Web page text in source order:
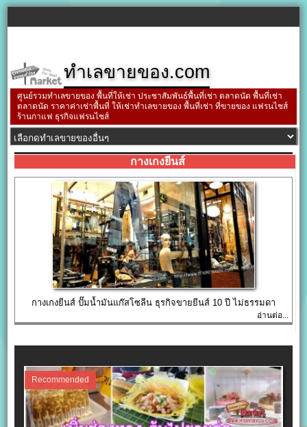
ทำเลขายของ.com
ศูนย์รวมทำเลขายของ พื้นที่ให้เช่า ประชาสัมพันธ์พื้นที่เช่า ตลาดนัด พื้นที่เช่า
ตลาดนัด ราคาค่าเช่าพื้นที่ ให้เช่าทำเลขายของ พื้นที่เช่า ที่ขายของ แฟรนไชส์
ร้านกาแฟ ธุรกิจแฟรนไชส์
กางเกงยีนส์
กางเกงยีนส์ ปั๊มน้ำมันแก๊สโซลีน ธุรกิจขายยีนส์ 10 ปี ไม่ธรรมดา
อ่านต่อ...
Recommended